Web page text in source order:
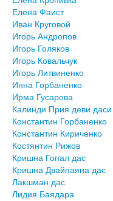
Елена Фаист
Иван Круговой
Игорь Андропов
Игорь Голяков
Игорь Ковальчук
Игорь Литвиненко
Инна Горбаненко
Ирма Гусарова
Калинди Прия деви даси
Константин Горбаненко
Константин Кириченко
Костянтин Рижов
Кришна Гопал дас
Кришна Двайпаяна дас
Лакшман дас
Лидия Баядара